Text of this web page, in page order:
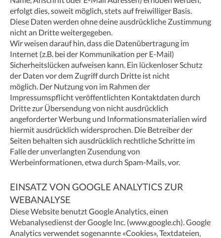
erfolgt dies, soweit möglich, stets auf freiwilliger Basis.
Diese Daten werden ohne deine ausdrückliche Zustimmung
nicht an Dritte weitergegeben.
Wir weisen darauf hin, dass die Datenübertragung im
Internet (z.B. bei der Kommunikation per E-Mail)
Sicherheitslücken aufweisen kann. Ein lückenloser Schutz
der Daten vor dem Zugriff durch Dritte ist nicht
möglich. Der Nutzung von im Rahmen der
Impressumspflicht veröffentlichten Kontaktdaten durch
Dritte zur Übersendung von nicht ausdrücklich
angeforderter Werbung und Informationsmaterialien wird
hiermit ausdrücklich widersprochen. Die Betreiber der
Seiten behalten sich ausdrücklich rechtliche Schritte im
Falle der unverlangten Zusendung von
Werbeinformationen, etwa durch Spam-Mails, vor.
EINSATZ VON GOOGLE ANALYTICS ZUR
WEBANALYSE
Diese Website benutzt Google Analytics, einen
Webanalysedienst der Google Inc. (www.google.ch). Google
Analytics verwendet sogenannte «Cookies», Textdateien,